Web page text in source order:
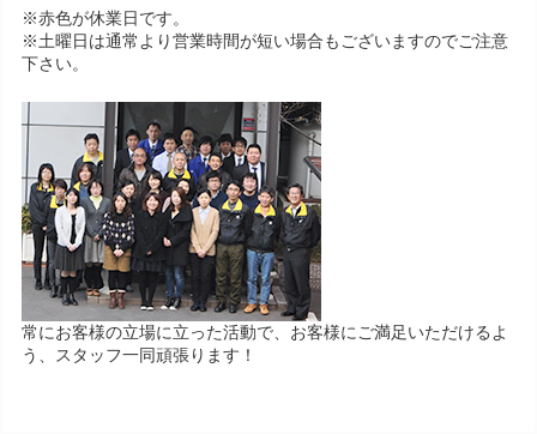
※赤色が休業日です。
※土曜日は通常より営業時間が短い場合もございますのでご注意
下さい。
常にお客様の立場に立った活動で、お客様にご満足いただけるよ
う、スタッフ一同頑張ります！